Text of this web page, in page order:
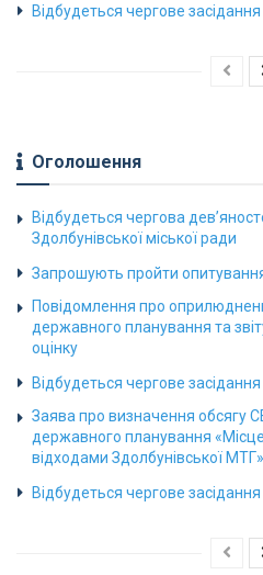
Відбудеться чергове
Оголошення
Відбудеться чергова
Здолбунівської міської ради
Запрошують пройти
Повідомлення про
державного планування та
оцінку
Відбудеться чергове
Заява про визначення обсягу
державного планування
відходами Здолбунівської МТГ»
Відбудеться чергове